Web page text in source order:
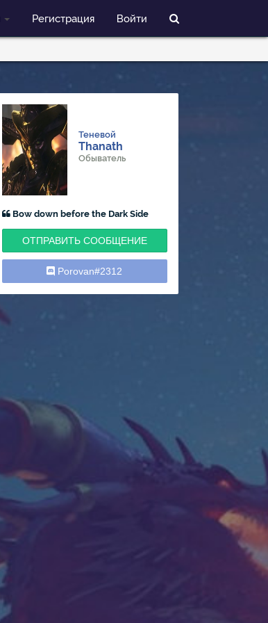
Регистрация Войти
Теневой
Thanath
Обыватель
Bow down before the Dark Side
ОТПРАВИТЬ СООБЩЕНИЕ
Porovan#2312